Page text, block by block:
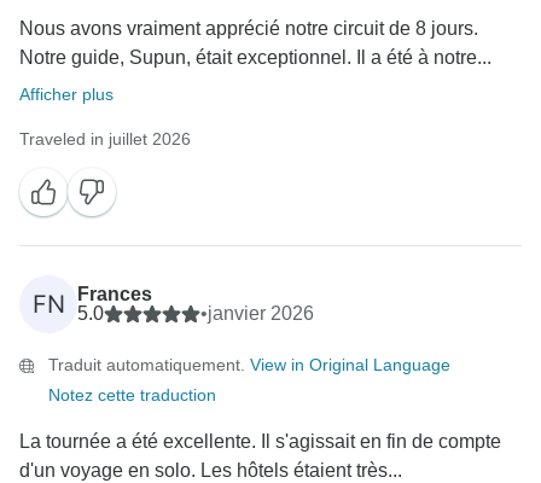
Nous avons vraiment apprécié notre circuit de 8 jours.
Notre guide, Supun, était exceptionnel. Il a été à notre...
Afficher plus
Traveled in juillet 2026
FN
Frances
5.0
•janvier 2026
Traduit automatiquement. View in Original Language
Notez cette traduction
La tournée a été excellente. Il s'agissait en fin de compte
d'un voyage en solo. Les hôtels étaient très...